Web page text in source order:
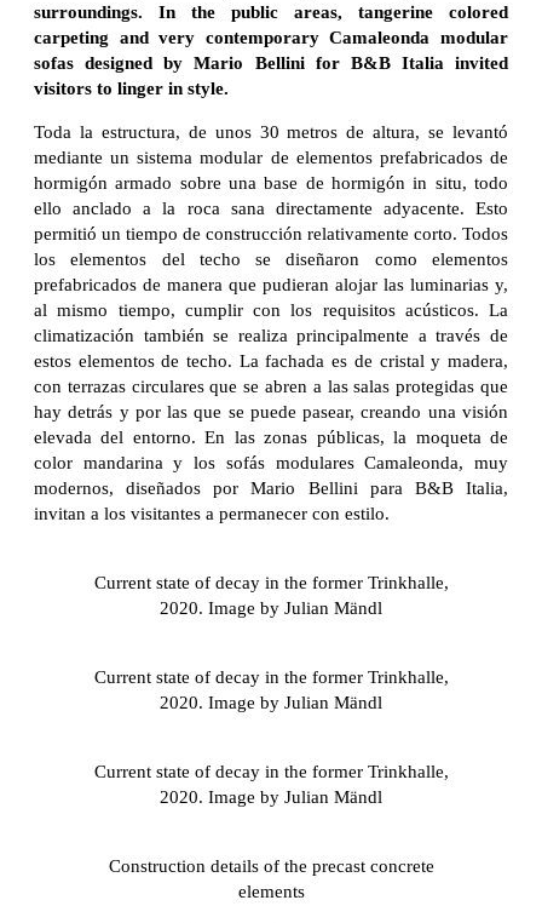
surroundings. In the public areas, tangerine colored
carpeting and very contemporary Camaleonda modular
sofas designed by Mario Bellini for B&B Italia invited
visitors to linger in style.
Toda la estructura, de unos 30 metros de altura, se levantó
mediante un sistema modular de elementos prefabricados de
hormigón armado sobre una base de hormigón in situ, todo
ello anclado a la roca sana directamente adyacente. Esto
permitió un tiempo de construcción relativamente corto. Todos
los elementos del techo se diseñaron como elementos
prefabricados de manera que pudieran alojar las luminarias y,
al mismo tiempo, cumplir con los requisitos acústicos. La
climatización también se realiza principalmente a través de
estos elementos de techo. La fachada es de cristal y madera,
con terrazas circulares que se abren a las salas protegidas que
hay detrás y por las que se puede pasear, creando una visión
elevada del entorno. En las zonas públicas, la moqueta de
color mandarina y los sofás modulares Camaleonda, muy
modernos, diseñados por Mario Bellini para B&B Italia,
invitan a los visitantes a permanecer con estilo.
Current state of decay in the former Trinkhalle,
2020. Image by Julian Mändl
Current state of decay in the former Trinkhalle,
2020. Image by Julian Mändl
Current state of decay in the former Trinkhalle,
2020. Image by Julian Mändl
Construction details of the precast concrete
elements